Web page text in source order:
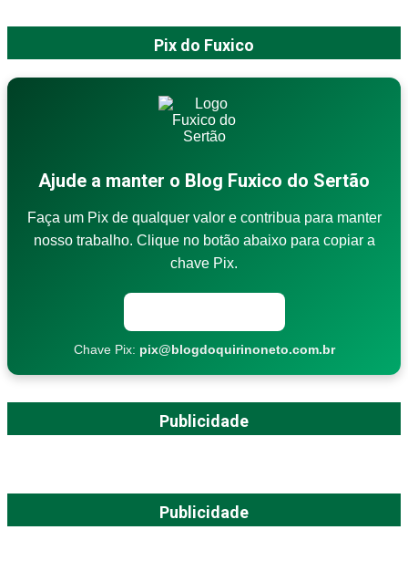
Pix do Fuxico
Ajude a manter o Blog Fuxico do Sertão
Faça um Pix de qualquer valor e contribua para manter
nosso trabalho. Clique no botão abaixo para copiar a
chave Pix.
Chave Pix: pix@blogdoquirinoneto.com.br
Publicidade
Publicidade